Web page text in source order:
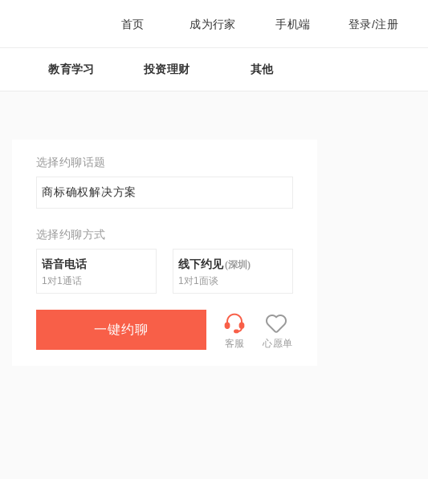
首页 成为行家 手机端 登录/注册
教育学习 投资理财 其他
选择约聊话题
商标确权解决方案
选择约聊方式
语音电话
1对1通话
线下约见(深圳 )
1对1面谈
一键约聊
客服 心愿单